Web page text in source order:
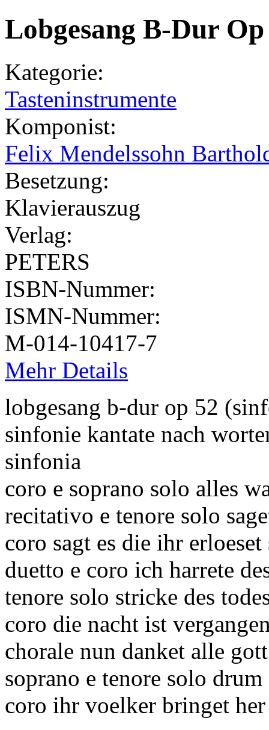
Lobgesang B-Dur
Kategorie:
Tasteninstrumente
Komponist:
Felix Mendelssohn
Besetzung:
Klavierauszug
Verlag:
PETERS
ISBN-Nummer:
ISMN-Nummer:
M-014-10417-7
Mehr Details
lobgesang b-dur op 52
sinfonie kantate nach
sinfonia
coro e soprano solo alles
recitativo e tenore solo
coro sagt es die ihr erloeset
duetto e coro ich harrete
tenore solo stricke des
coro die nacht ist
chorale nun danket alle gott
soprano e tenore solo
coro ihr voelker bringet